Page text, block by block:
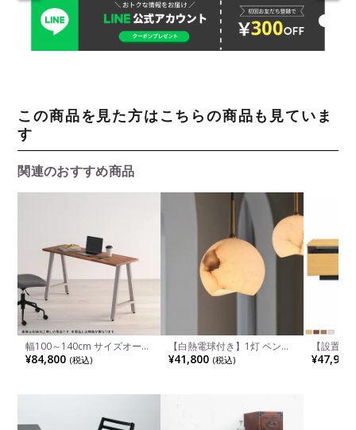
この商品を見た方はこちらの商品も見ていま
す
関連のおすすめ商品
幅100～140cm サイズオーダ
ーデスク Sizeno(シゼノ) パソ
コンデスク ウォールナット
り欠き オフィスデスク テレ
¥84,800 (税込)
【白熱電球付き】1灯 ペンダ
ントライト カルヴィア ライ
ト 吊り下げ 照明 インテリア
¥41,800 (税込)
【設置
ボード 木
タップ収
¥47,900